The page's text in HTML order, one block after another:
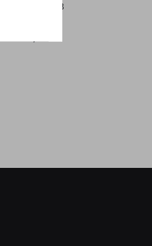
Articolo Pe38